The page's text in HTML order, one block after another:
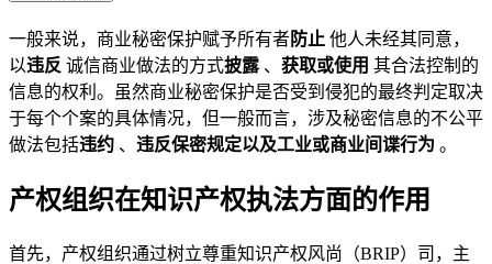
一般来说，商业秘密保护赋予所有者防止 他人未经其同意，
以违反 诚信商业做法的方式披露、 获取或使用 其合法控制的
信息的权利。虽然商业秘密保护是否受到侵犯的最终判定取决
于每个个案的具体情况，但一般而言，涉及秘密信息的不公平
做法包括违约 、 违反保密规定以及工业或商业间谍行为 。
产权组织在知识产权执法方面的作用
首先，产权组织通过树立尊重知识产权风尚（BRIP）司，主